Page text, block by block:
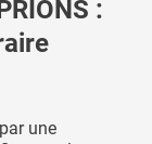
:
une